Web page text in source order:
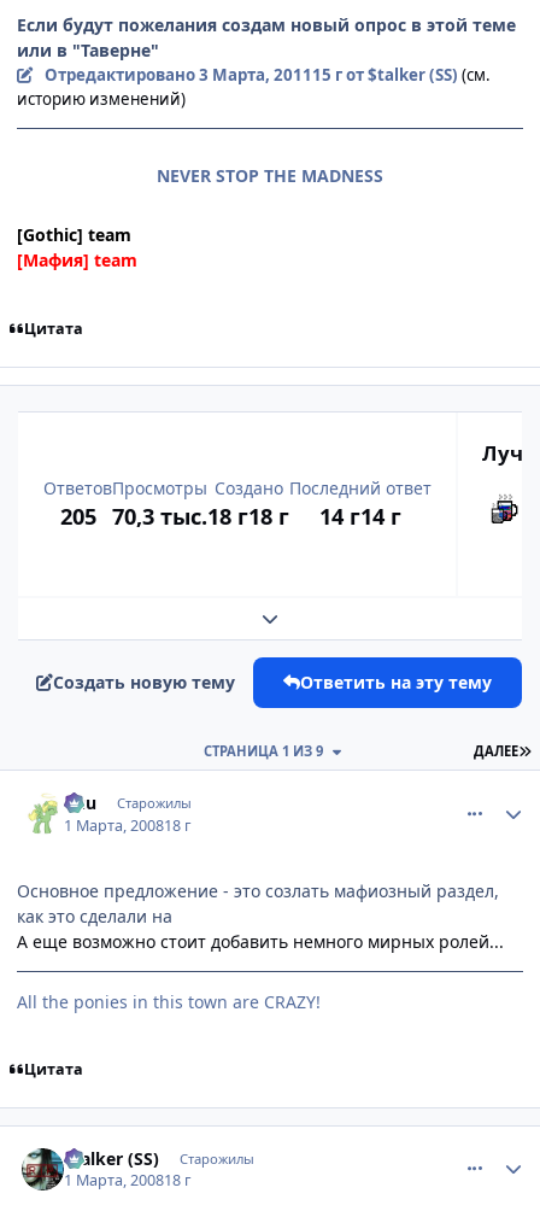
Если будут пожелания создам новый опрос в этой теме
или в "Таверне"
Отредактировано3 Марта, 201115 гот $talker (SS) (см.
историю изменений)
NEVER STOP THE MADNESS
[Gothic] team
[Мафия] team
Цитата
Ответов
205
Просмотры
70,3 тыс.
Создано
18 г18 г
Последний ответ
14 г14 г
Развернуть обзор темы
Создать новую тему Ответить на эту тему
ДАЛЕЕ
СТРАНИЦА 1 ИЗ 9
Кuu Старожилы
1 Марта, 200818 г
Основное предложение - это созлать мафиозный раздел,
как это сделали на
А еще возможно стоит добавить немного мирных ролей...
All the ponies in this town are CRAZY!
Цитата
$talker (SS) Старожилы
1 Марта, 200818 г